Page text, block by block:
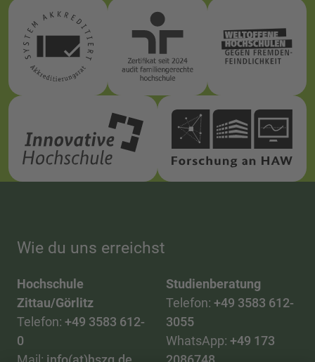
Wie du uns erreichst
Hochschule
Zittau/Görlitz
Telefon: +49 3583 612-
0
Studienberatung
Telefon: +49 3583 612-
3055
WhatsApp: +49 173